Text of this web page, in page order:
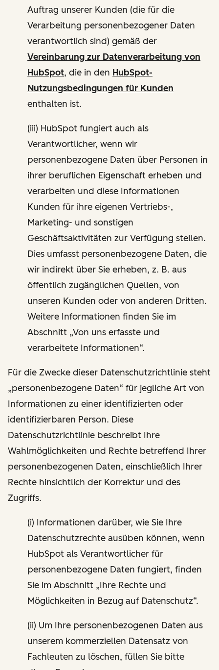
Auftrag unserer Kunden (die für die
Verarbeitung personenbezogener Daten
verantwortlich sind) gemäß der
Vereinbarung zur Datenverarbeitung von
HubSpot, die in den HubSpot-
Nutzungsbedingungen für Kunden
enthalten ist.
(iii) HubSpot fungiert auch als
Verantwortlicher, wenn wir
personenbezogene Daten über Personen in
ihrer beruflichen Eigenschaft erheben und
verarbeiten und diese Informationen
Kunden für ihre eigenen Vertriebs-,
Marketing- und sonstigen
Geschäftsaktivitäten zur Verfügung stellen.
Dies umfasst personenbezogene Daten, die
wir indirekt über Sie erheben, z. B. aus
öffentlich zugänglichen Quellen, von
unseren Kunden oder von anderen Dritten.
Weitere Informationen finden Sie im
Abschnitt „Von uns erfasste und
verarbeitete Informationen“.
Für die Zwecke dieser Datenschutzrichtlinie steht
„personenbezogene Daten“ für jegliche Art von
Informationen zu einer identifizierten oder
identifizierbaren Person. Diese
Datenschutzrichtlinie beschreibt Ihre
Wahlmöglichkeiten und Rechte betreffend Ihrer
personenbezogenen Daten, einschließlich Ihrer
Rechte hinsichtlich der Korrektur und des
Zugriffs.
(i) Informationen darüber, wie Sie Ihre
Datenschutzrechte ausüben können, wenn
HubSpot als Verantwortlicher für
personenbezogene Daten fungiert, finden
Sie im Abschnitt „Ihre Rechte und
Möglichkeiten in Bezug auf Datenschutz“.
(ii) Um Ihre personenbezogenen Daten aus
unserem kommerziellen Datensatz von
Fachleuten zu löschen, füllen Sie bitte